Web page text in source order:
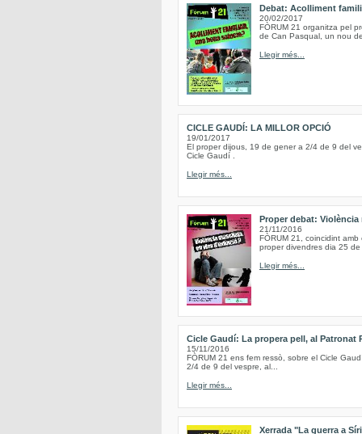
Debat: Acolliment
20/02/2017
FÒRUM 21 organitza pel
de Can Pasqual, un nou
Llegir més...
CICLE GAUDÍ: LA MILLOR OPCIÓ
19/01/2017
El proper dijous, 19 de gener a 2/4 de 9 del
Cicle Gaudí .
Llegir més...
Proper debat:
21/11/2016
FÒRUM 21, coincidint
proper divendres dia 25
Llegir més...
Cicle Gaudí: La propera pell, al Patronat
15/11/2016
FÒRUM 21 ens fem ressò, sobre el Cicle
2/4 de 9 del vespre, al...
Llegir més...
Xerrada "La guerra a